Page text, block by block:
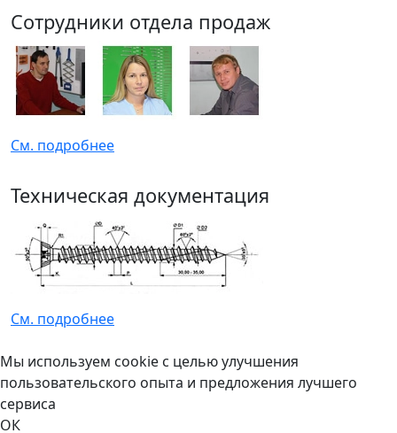
Сотрудники отдела продаж
См. подробнее
Техническая документация
См. подробнее
Мы используем cookie с целью улучшения
пользовательского опыта и предложения лучшего
сервиса
ОК